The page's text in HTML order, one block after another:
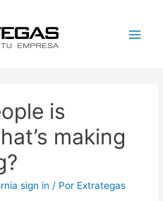
is
making
sign in / Por Extrategas